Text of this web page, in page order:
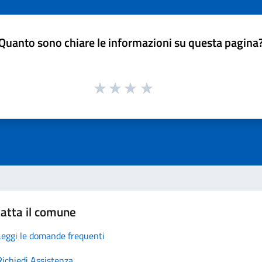
sono chiare le informazioni su questa
il comune
le domande frequenti